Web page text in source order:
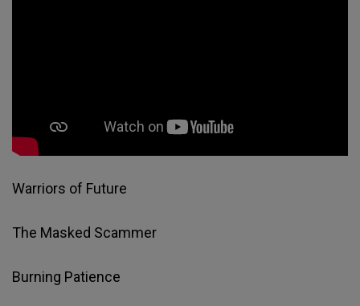
Warriors of Future
The Masked Scammer
Burning Patience